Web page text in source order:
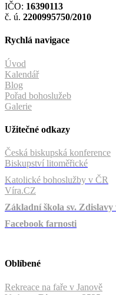
IČO: 16390113
č. ú. 2200995750/2010
Rychlá navigace
Úvod
Kalendář
Blog
Pořad bohoslužeb
Galerie
Užitečné odkazy
Česká biskupská konference
Biskupství litoměřické
Katolické bohoslužby v ČR
Víra.CZ
Základní škola sv. Zdislavy
Facebook farnosti
Oblíbené
Rekreace na faře v Janově